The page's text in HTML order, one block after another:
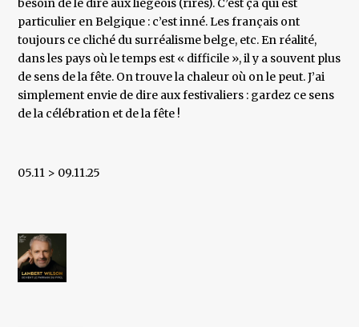
besoin de le dire aux liégeois (rires). C’est ça qui est
particulier en Belgique : c’est inné. Les français ont
toujours ce cliché du surréalisme belge, etc. En réalité,
dans les pays où le temps est « difficile », il y a souvent plus
de sens de la fête. On trouve la chaleur où on le peut. J’ai
simplement envie de dire aux festivaliers : gardez ce sens
de la célébration et de la fête !
05.11 > 09.11.25